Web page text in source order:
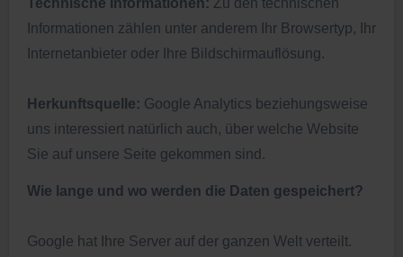
Informationen zählen unter anderem Ihr Browsertyp, Ihr
Internetanbieter oder Ihre Bildschirmauflösung.
Herkunftsquelle: Google Analytics beziehungsweise
uns interessiert natürlich auch, über welche Website
Sie auf unsere Seite gekommen sind.
Wie lange und wo werden die Daten gespeichert?
Google hat Ihre Server auf der ganzen Welt verteilt.